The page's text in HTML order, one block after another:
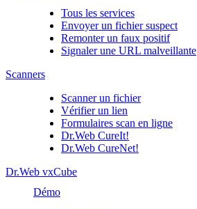
Tous les services
Envoyer un fichier suspect
Remonter un faux positif
Signaler une URL malveillante
Scanners
Scanner un fichier
Vérifier un lien
Formulaires scan en ligne
Dr.Web CureIt!
Dr.Web CureNet!
Dr.Web vxCube
Démo